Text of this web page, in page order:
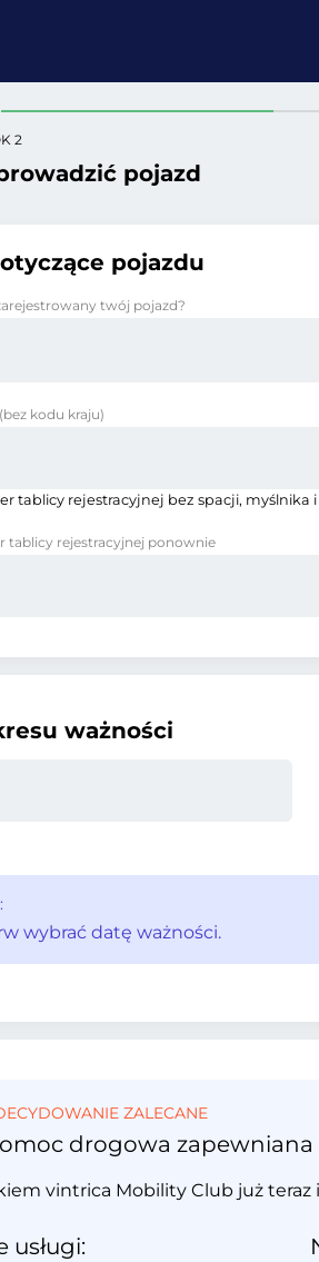
2
pojazd
pojazdu
twój pojazd?
(bez kodu kraju)
tablicy rejestracyjnej bez spacji, myślnika
tablicy rejestracyjnej ponownie
ważności
wybrać datę ważności.
ZALECANE
drogowa
vintrica Mobility Club już teraz
usługi: